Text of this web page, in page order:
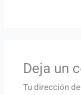
Deja un
Tu dirección